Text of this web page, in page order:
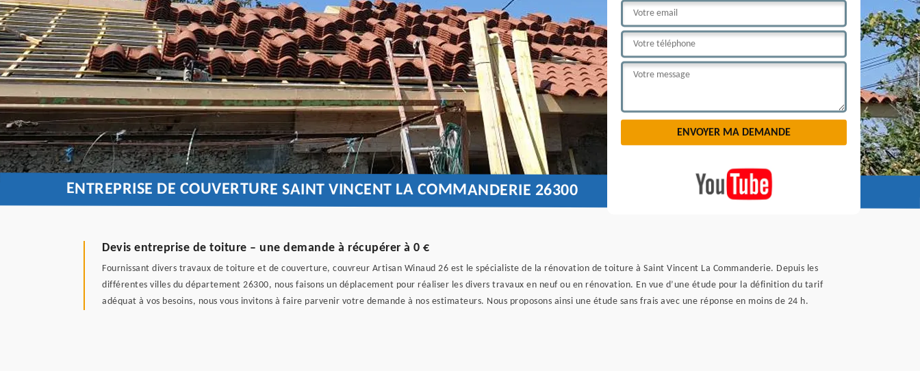
ENTREPRISE DE COUVERTURE SAINT VINCENT LA COMMANDERIE 26300
Devis entreprise de toiture – une demande à récupérer à 0 €
Fournissant divers travaux de toiture et de couverture, couvreur Artisan Winaud 26 est le spécialiste de la rénovation de toiture à Saint Vincent La Commanderie. Depuis les
différentes villes du département 26300, nous faisons un déplacement pour réaliser les divers travaux en neuf ou en rénovation. En vue d’une étude pour la définition du tarif
adéquat à vos besoins, nous vous invitons à faire parvenir votre demande à nos estimateurs. Nous proposons ainsi une étude sans frais avec une réponse en moins de 24 h.